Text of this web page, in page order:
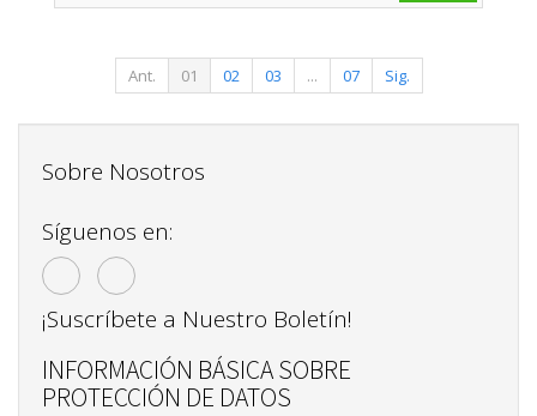
Ant. 01 02 03 ... 07 Sig.
Sobre Nosotros
Síguenos en:
¡Suscríbete a Nuestro Boletín!
INFORMACIÓN BÁSICA SOBRE
PROTECCIÓN DE DATOS